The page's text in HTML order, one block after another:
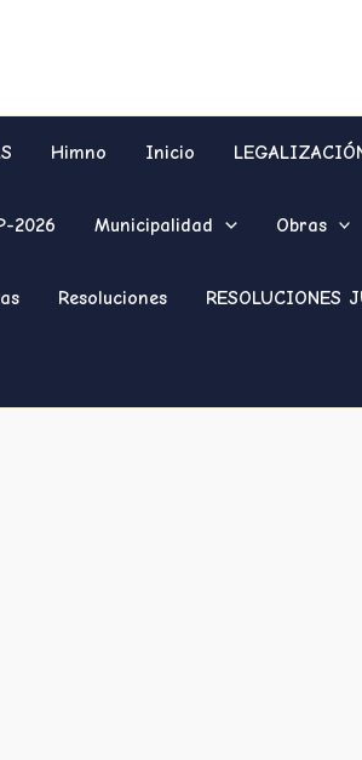
Himno Inicio
2026 Municipalidad Obras
Resoluciones RESOLUCIONES